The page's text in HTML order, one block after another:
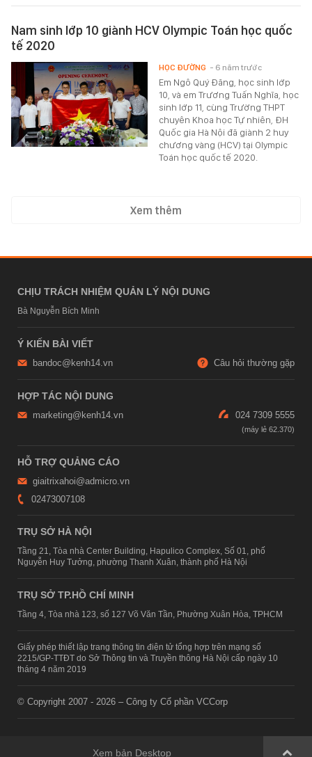
Nam sinh lớp 10 giành HCV Olympic Toán học quốc
tế 2020
Em Ngô Quý Đăng, học sinh lớp
10, và em Trương Tuấn Nghĩa, học
sinh lớp 11, cùng Trường THPT
chuyên Khoa học Tự nhiên, ĐH
Quốc gia Hà Nội đã giành 2 huy
chương vàng (HCV) tại Olympic
Toán học quốc tế 2020.
HỌC ĐƯỜNG - 6 năm trước
Xem thêm
CHỊU TRÁCH NHIỆM QUẢN LÝ NỘI DUNG
Bà Nguyễn Bích Minh
Ý KIẾN BÀI VIẾT
bandoc@kenh14.vn Câu hỏi thường gặp
HỢP TÁC NỘI DUNG
marketing@kenh14.vn 024 7309 5555
HỖ TRỢ QUẢNG CÁO
giaitrixahoi@admicro.vn
02473007108
TRỤ SỞ HÀ NỘI
Tầng 21, Tòa nhà Center Building, Hapulico Complex, Số 01, phố
Nguyễn Huy Tưởng, phường Thanh Xuân, thành phố Hà Nội
TRỤ SỞ TP.HỒ CHÍ MINH
Tầng 4, Tòa nhà 123, số 127 Võ Văn Tần, Phường Xuân Hòa, TPHCM
Giấy phép thiết lập trang thông tin điện tử tổng hợp trên mạng số
2215/GP-TTĐT do Sở Thông tin và Truyền thông Hà Nội cấp ngày 10
tháng 4 năm 2019
© Copyright 2007 - 2026 – Công ty Cổ phần VCCorp
Xem bản Desktop